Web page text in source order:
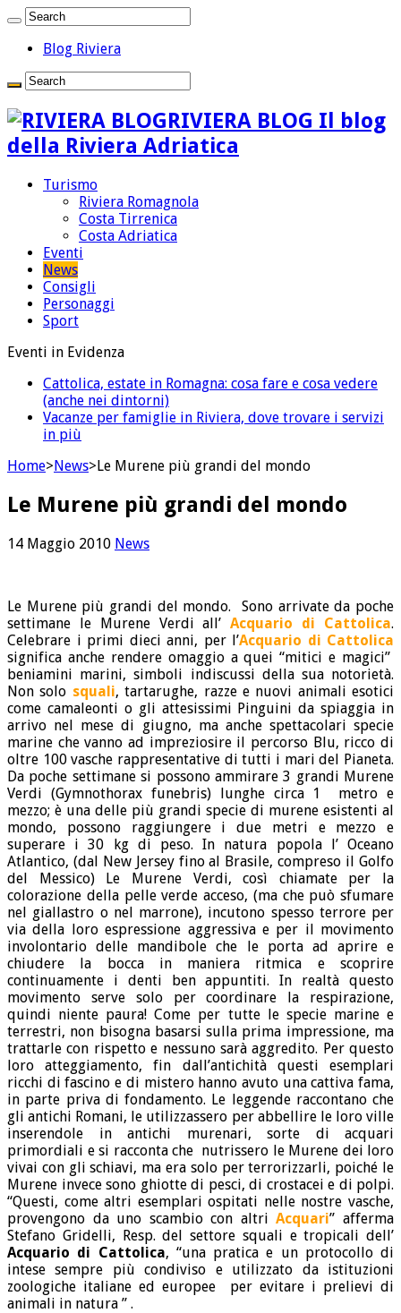
Blog Riviera
RIVIERA BLOG Il blog
della Riviera Adriatica
Turismo
Riviera Romagnola
Costa Tirrenica
Costa Adriatica
Eventi
News
Consigli
Personaggi
Sport
Eventi in Evidenza
Cattolica, estate in Romagna: cosa fare e cosa vedere
(anche nei dintorni)
Vacanze per famiglie in Riviera, dove trovare i servizi
in più
Home>News>Le Murene più grandi del mondo
Le Murene più grandi del mondo
14 Maggio 2010 News
Le Murene più grandi del mondo. Sono arrivate da poche
settimane le Murene Verdi all’Acquario di Cattolica.
Celebrare i primi dieci anni, per l’Acquario di Cattolica
significa anche rendere omaggio a quei “mitici e magici”
beniamini marini, simboli indiscussi della sua notorietà.
Non solo squali, tartarughe, razze e nuovi animali esotici
come camaleonti o gli attesissimi Pinguini da spiaggia in
arrivo nel mese di giugno, ma anche spettacolari specie
marine che vanno ad impreziosire il percorso Blu, ricco di
oltre 100 vasche rappresentative di tutti i mari del Pianeta.
Da poche settimane si possono ammirare 3 grandi Murene
Verdi (Gymnothorax funebris) lunghe circa 1 metro e
mezzo; è una delle più grandi specie di murene esistenti al
mondo, possono raggiungere i due metri e mezzo e
superare i 30 kg di peso. In natura popola l’ Oceano
Atlantico, (dal New Jersey fino al Brasile, compreso il Golfo
del Messico) Le Murene Verdi, così chiamate per la
colorazione della pelle verde acceso, (ma che può sfumare
nel giallastro o nel marrone), incutono spesso terrore per
via della loro espressione aggressiva e per il movimento
involontario delle mandibole che le porta ad aprire e
chiudere la bocca in maniera ritmica e scoprire
continuamente i denti ben appuntiti. In realtà questo
movimento serve solo per coordinare la respirazione,
quindi niente paura! Come per tutte le specie marine e
terrestri, non bisogna basarsi sulla prima impressione, ma
trattarle con rispetto e nessuno sarà aggredito. Per questo
loro atteggiamento, fin dall’antichità questi esemplari
ricchi di fascino e di mistero hanno avuto una cattiva fama,
in parte priva di fondamento. Le leggende raccontano che
gli antichi Romani, le utilizzassero per abbellire le loro ville
inserendole in antichi murenari, sorte di acquari
primordiali e si racconta che nutrissero le Murene dei loro
vivai con gli schiavi, ma era solo per terrorizzarli, poiché le
Murene invece sono ghiotte di pesci, di crostacei e di polpi.
“Questi, come altri esemplari ospitati nelle nostre vasche,
provengono da uno scambio con altriAcquari” afferma
Stefano Gridelli, Resp. del settore squali e tropicali dell’
Acquario di Cattolica, “una pratica e un protocollo di
intese sempre più condiviso e utilizzato da istituzioni
zoologiche italiane ed europee per evitare i prelievi di
animali in natura ” .